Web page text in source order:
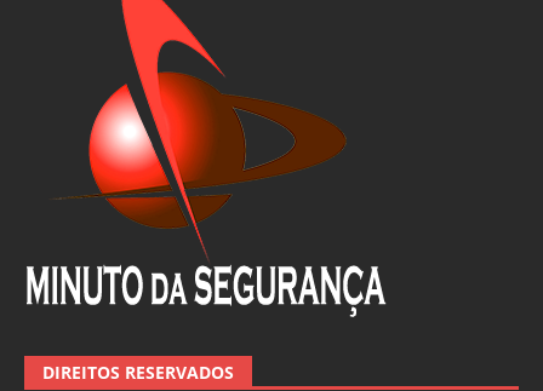
DIREITOS RESERVADOS